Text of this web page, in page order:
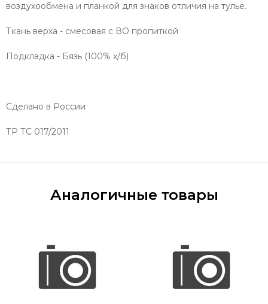
воздухообмена и планкой для знаков отличия на тулье.
Ткань верха - смесовая с ВО пропиткой
Подкладка - Бязь (100% х/б)
Сделано в России
ТР ТС 017/2011
Аналогичные товары